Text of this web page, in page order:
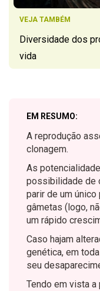
VEJA TAMBÉM
Diversidade dos
vida
EM RESUMO:
A reprodução
clonagem.
As
possibilidade de
parir de um único
gâmetas (logo,
um rápido
Caso hajam
genética, em
seu
Tendo em vista a